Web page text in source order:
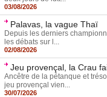
03/08/2026
Palavas, la vague Thaï
Depuis les derniers
les débats sur l...
02/08/2026
Jeu provençal, la Crau
Ancêtre de la pétanque et
jeu provençal vien...
30/07/2026